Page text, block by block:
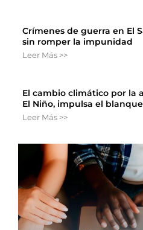
Crímenes de guerra en El
sin romper la impunidad
Leer Más >>
El cambio climático por la
El Niño, impulsa el
Leer Más >>